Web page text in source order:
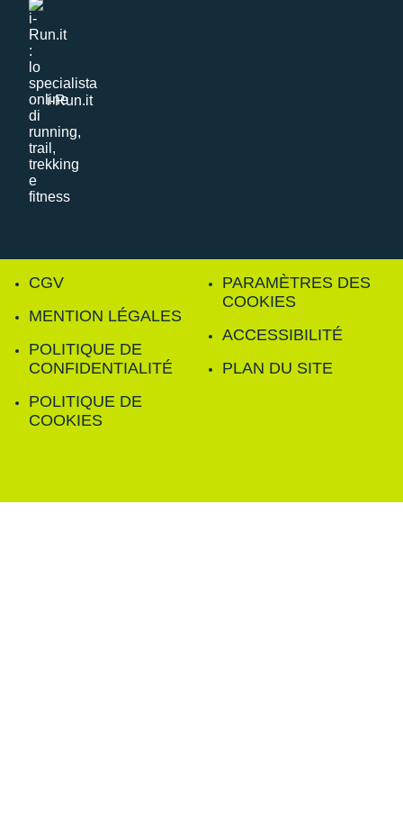
i-Run.it
CGV
MENTION LÉGALES
POLITIQUE DE
CONFIDENTIALITÉ
POLITIQUE DE
COOKIES
PARAMÈTRES DES
COOKIES
ACCESSIBILITÉ
PLAN DU SITE